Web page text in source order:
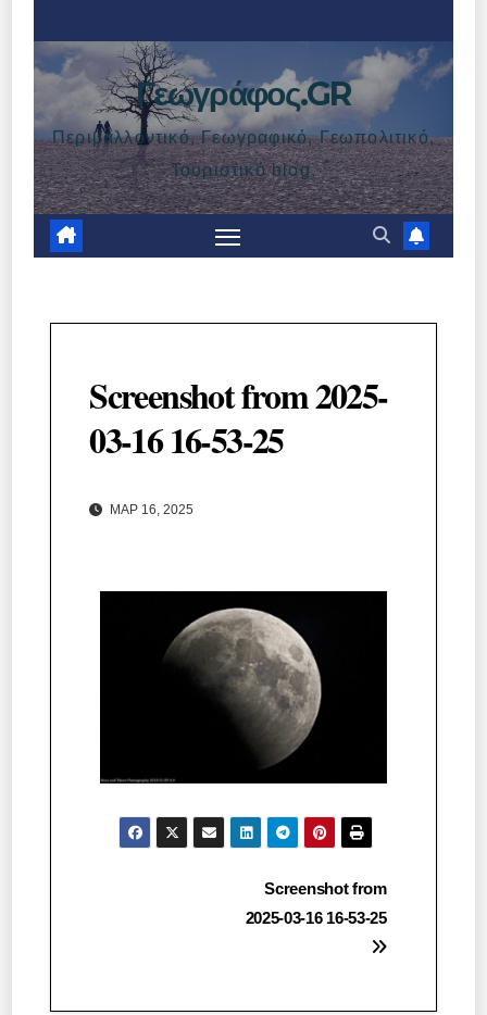
Γεωγράφος.GR
Περιβαλλοντικό, Γεωγραφικό, Γεωπολιτικό,
Τουριστικό blog.
Screenshot from 2025-
03-16 16-53-25
ΜΑΡ 16, 2025
Screenshot from
2025-03-16 16-53-25